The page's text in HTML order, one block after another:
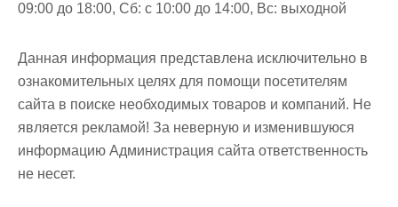
09:00 до 18:00, Сб: с 10:00 до 14:00, Вс: выходной
Данная информация представлена исключительно в
ознакомительных целях для помощи посетителям
сайта в поиске необходимых товаров и компаний. Не
является рекламой! За неверную и изменившуюся
информацию Администрация сайта ответственность
не несет.